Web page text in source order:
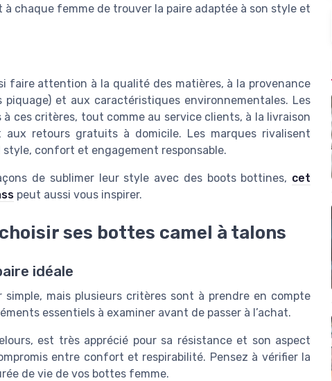
chaque femme de trouver la paire adaptée à son style et
faire attention à la qualité des matières, à la provenance
et aux caractéristiques environnementales. Les
ces critères, tout comme au service clients, à la livraison
retours gratuits à domicile. Les marques rivalisent
confort et engagement responsable.
de sublimer leur style avec des boots bottines, cet
peut aussi vous inspirer.
ses bottes camel à talons
idéale
mais plusieurs critères sont à prendre en compte
essentiels à examiner avant de passer à l’achat.
est très apprécié pour sa résistance et son aspect
entre confort et respirabilité. Pensez à vérifier la
de vie de vos bottes femme.